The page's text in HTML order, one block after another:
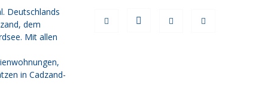
Deutschlands
dem
Mit allen
in Cadzand-